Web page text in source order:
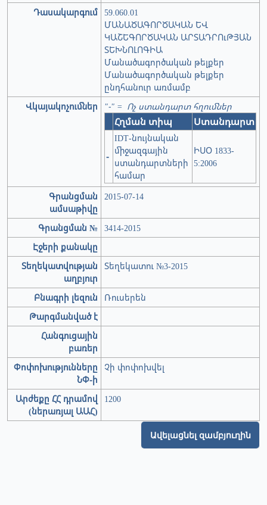
Դասակարգում 59.060.01
ՄԱՆԱԾԱԳՈՐԾԱԿԱՆ ԵՎ
ԿԱՇԵԳՈՐԾԱԿԱՆ ԱՐՏԱԴՐՈւԹՅԱՆ
ՏԵԽՆՈԼՈԳԻԱ
Մանածագործական թելքեր
Մանածագործական թելքեր
ընդհանուր առմամբ
Վկայակոչումներ
"-" = Ոչ ստանդարտ հղումներ
Հղման տիպ Ստանդարտ
-
IDT-նույնական
միջազգային
ստանդարտների
համար
ԻՍՕ 1833-
5:2006
Գրանցման
ամսաթիվը
2015-07-14
Գրանցման №
3414-2015
Էջերի քանակը
Տեղեկատվության
աղբյուր
Տեղեկատու №3-2015
Բնագրի լեզուն
Ռուսերեն
Թարգմանված է
Հանգուցային
բառեր
Փոփոխությունները
ՆՓ-ի
Չի փոփոխվել
Արժեքը ՀՀ դրամով
(ներառյալ ԱԱՀ)
1200
Ավելացնել զամբյուղին